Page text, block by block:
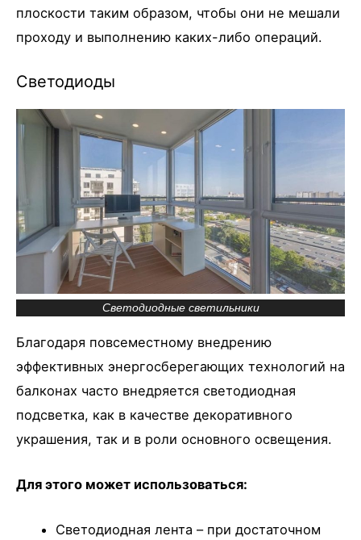
плоскости таким образом, чтобы они не мешали
проходу и выполнению каких-либо операций.
Светодиоды
Светодиодные светильники
Благодаря повсеместному внедрению
эффективных энергосберегающих технологий на
балконах часто внедряется светодиодная
подсветка, как в качестве декоративного
украшения, так и в роли основного освещения.
Для этого может использоваться:
Светодиодная лента – при достаточном